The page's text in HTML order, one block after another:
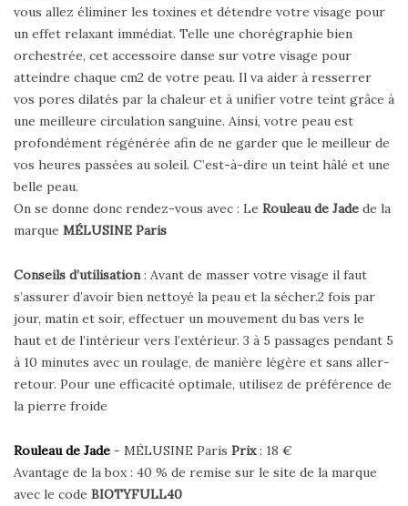
vous allez éliminer les toxines et détendre votre visage pour
un effet relaxant immédiat. Telle une chorégraphie bien
orchestrée, cet accessoire danse sur votre visage pour
atteindre chaque cm2 de votre peau. Il va aider à resserrer
vos pores dilatés par la chaleur et à unifier votre teint grâce à
une meilleure circulation sanguine. Ainsi, votre peau est
profondément régénérée afin de ne garder que le meilleur de
vos heures passées au soleil. C’est-à-dire un teint hâlé et une
belle peau.
On se donne donc rendez-vous avec : Le Rouleau de Jade de la
marque MÉLUSINE Paris
Conseils d’utilisation: Avant de masser votre visage il faut
s’assurer d’avoir bien nettoyé la peau et la sécher.2 fois par
jour, matin et soir, effectuer un mouvement du bas vers le
haut et de l’intérieur vers l’extérieur. 3 à 5 passages pendant 5
à 10 minutes avec un roulage, de manière légère et sans aller-
retour. Pour une efficacité optimale, utilisez de préférence de
la pierre froide
Rouleau de Jade - MÉLUSINE Paris Prix: 18 €
Avantage de la box : 40 % de remise sur le site de la marque
avec le code BIOTYFULL40